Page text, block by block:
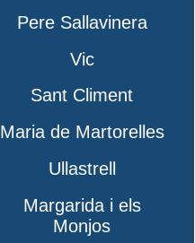
Pere Sallavinera
Vic
Sant Climent
Maria de Martorelles
Ullastrell
Margarida i els
Monjos